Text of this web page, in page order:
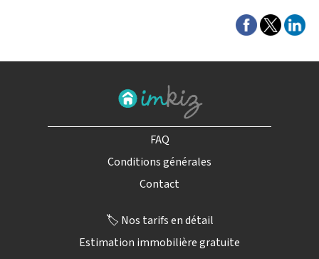
FAQ
Conditions générales
Contact
🏷️ Nos tarifs en détail
Estimation immobilière gratuite